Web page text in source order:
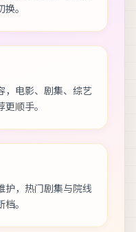
。
，电影、剧集、综艺
顺手。
护，热门剧集与院线
。